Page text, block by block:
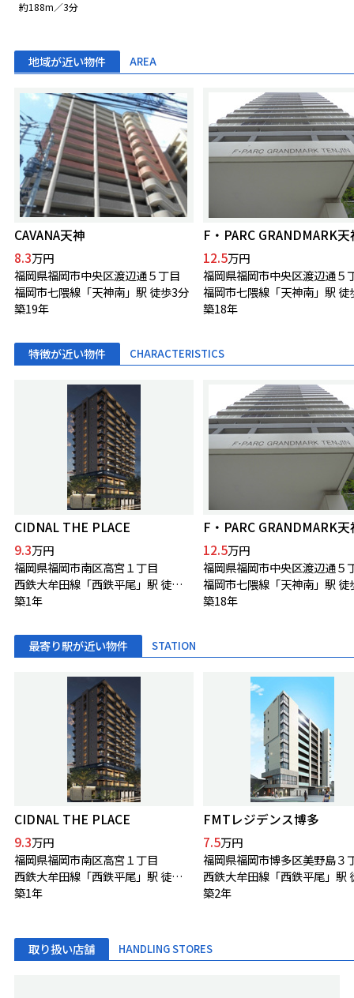
約188m／3分
地域が近い物件 AREA
CAVANA天神
8.3万円
福岡県福岡市中央区渡辺通５丁目
福岡市七隈線「天神南」駅 徒歩3分
築19年
F・PARC GRANDMARK天
12.5万円
福岡県福岡市中央区渡辺通５
福岡市七隈線「天神南」駅 徒
築18年
特徴が近い物件 CHARACTERISTICS
CIDNAL THE PLACE
9.3万円
福岡県福岡市南区高宮１丁目
西鉄大牟田線「西鉄平尾」駅 徒歩2分
築1年
F・PARC GRANDMARK天
12.5万円
福岡県福岡市中央区渡辺通５
福岡市七隈線「天神南」駅 徒
築18年
最寄り駅が近い物件 STATION
CIDNAL THE PLACE
9.3万円
福岡県福岡市南区高宮１丁目
西鉄大牟田線「西鉄平尾」駅 徒歩2分
築1年
FMTレジデンス博多
7.5万円
福岡県福岡市博多区美野島３
築2年
取り扱い店舗 HANDLING STORES